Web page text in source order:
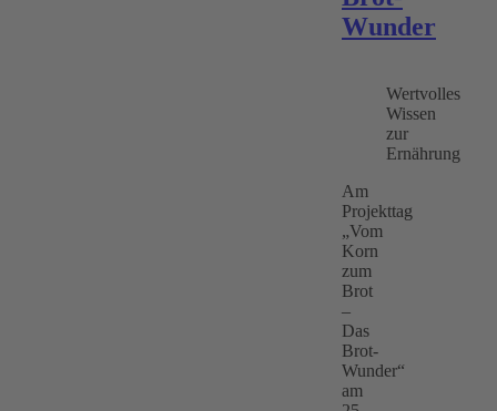
Wunder
Wertvolles
Wissen
zur
Ernährung
Am
Projekttag
„Vom
Korn
zum
Brot
–
Das
Brot-
Wunder“
am